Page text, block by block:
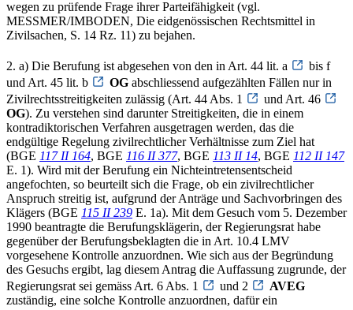
wegen zu prüfende Frage ihrer Parteifähigkeit (vgl.
MESSMER/IMBODEN, Die eidgenössischen Rechtsmittel in
Zivilsachen, S. 14 Rz. 11) zu bejahen.
2. a) Die Berufung ist abgesehen von den in Art. 44 lit. a
bis f
und Art. 45 lit. b
OG abschliessend aufgezählten Fällen nur in
Zivilrechtsstreitigkeiten zulässig (Art. 44 Abs. 1
und Art. 46
OG). Zu verstehen sind darunter Streitigkeiten, die in einem
kontradiktorischen Verfahren ausgetragen werden, das die
endgültige Regelung zivilrechtlicher Verhältnisse zum Ziel hat
(BGE 117 II 164, BGE 116 II 377, BGE 113 II 14, BGE 112 II 147
E. 1). Wird mit der Berufung ein Nichteintretensentscheid
angefochten, so beurteilt sich die Frage, ob ein zivilrechtlicher
Anspruch streitig ist, aufgrund der Anträge und Sachvorbringen des
Klägers (BGE 115 II 239 E. 1a). Mit dem Gesuch vom 5. Dezember
1990 beantragte die Berufungsklägerin, der Regierungsrat habe
gegenüber der Berufungsbeklagten die in Art. 10.4 LMV
vorgesehene Kontrolle anzuordnen. Wie sich aus der Begründung
des Gesuchs ergibt, lag diesem Antrag die Auffassung zugrunde, der
Regierungsrat sei gemäss Art. 6 Abs. 1
und 2
AVEG
zuständig, eine solche Kontrolle anzuordnen, dafür ein